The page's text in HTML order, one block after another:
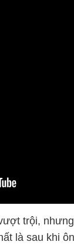
trội,
là sau khi